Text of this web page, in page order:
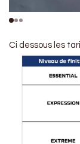
Ci dessous les